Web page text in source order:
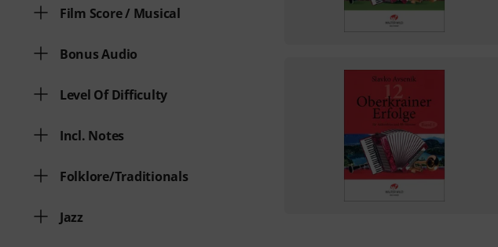
Film Score / Musical
Bonus Audio
Level Of Difficulty
Incl. Notes
Folklore/Traditionals
Jazz